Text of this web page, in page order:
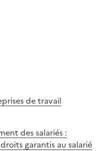
de travail
des salariés :
garantis au salarié